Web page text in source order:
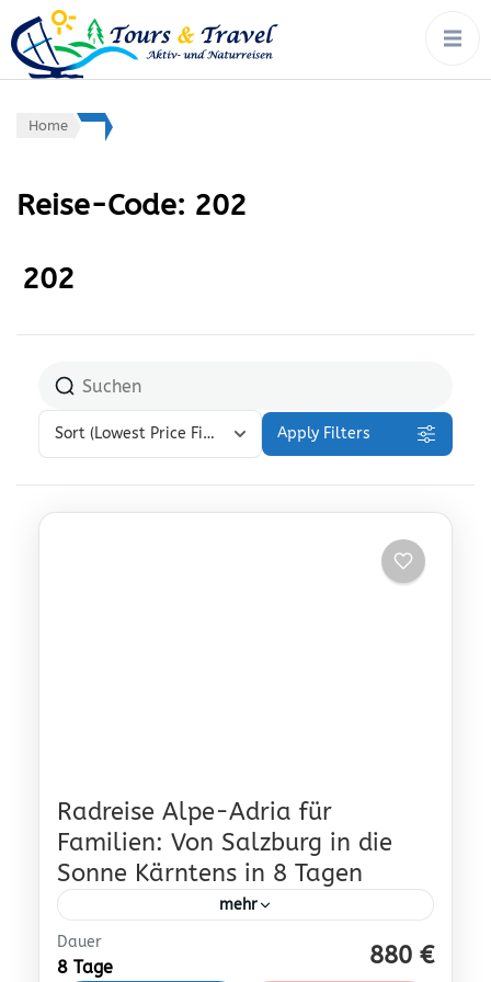
aktiv- &
Rad, Wandern, Wasser,
Gepäcktransport
Home
Reise-Code: 202
202
Sort (Lowest Price First) Apply Filters
Radreise Alpe-Adria für
Familien: Von Salzburg in die
Sonne Kärntens in 8 Tagen
mehr
202
Dauer
8 Tage 880 €